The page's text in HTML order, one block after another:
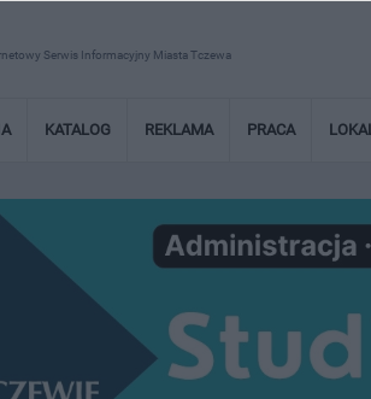
Serwis Informacyjny Miasta Tczewa
KATALOG REKLAMA PRACA